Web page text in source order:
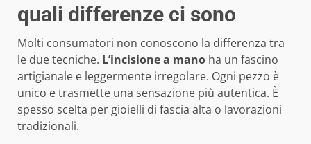
quali differenze ci sono
Molti consumatori non conoscono la differenza tra
le due tecniche. L’incisione a mano ha un fascino
artigianale e leggermente irregolare. Ogni pezzo è
unico e trasmette una sensazione più autentica. È
spesso scelta per gioielli di fascia alta o lavorazioni
tradizionali.